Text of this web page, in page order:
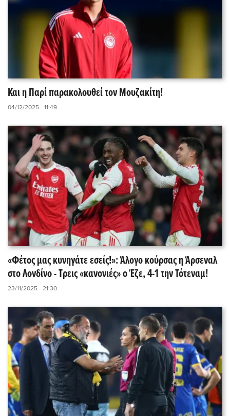
Και η Παρί παρακολουθεί τον Μουζακίτη!
04/12/2025 - 11:49
«Φέτος μας κυνηγάτε εσείς!»: Άλογο κούρσας η Άρσεναλ
στο Λονδίνο - Τρεις «κανονιές» ο Έζε, 4-1 την Τότεναμ!
23/11/2025 - 21:30